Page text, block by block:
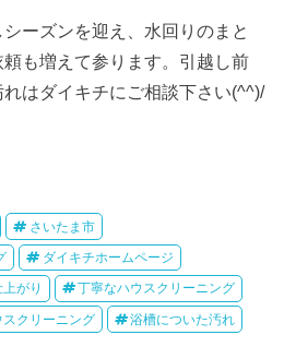
ーズンを迎え、水回りのまと
も増えて参ります。引越し前
はダイキチにご相談下さい(^^)/
さいたま市
ダイキチホームページ
がり 丁寧なハウスクリーニング
クリーニング 浴槽についた汚れ